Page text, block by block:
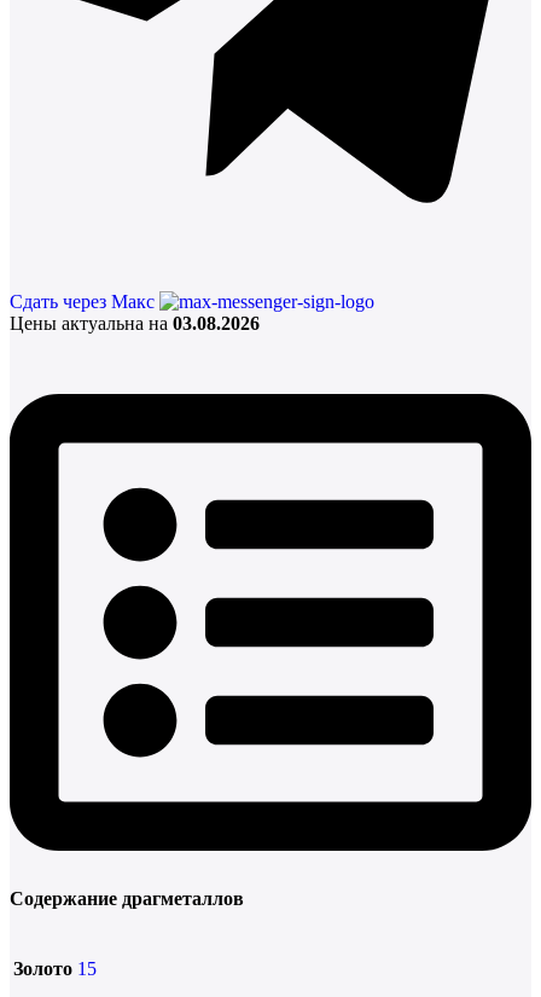
Сдать через Макс
Цены актуальна на 03.08.2026
Содержание драгметаллов
Золото 15